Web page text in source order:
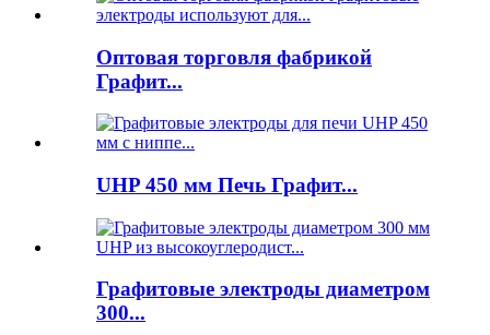
Оптовая торговля фабрикой
Графит...
UHP 450 мм Печь Графит...
Графитовые электроды диаметром
300...